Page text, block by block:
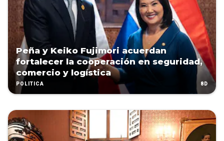
Peña y Keiko Fujimori acuerdan
fortalecer la cooperación en seguridad,
comercio y logística
POLÍTICA 8D